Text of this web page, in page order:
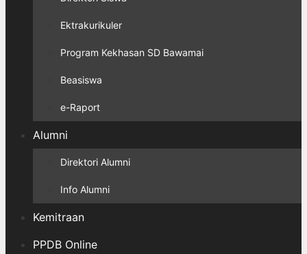
Ektrakurikuler
Program Kekhasan SD Bawamai
Beasiswa
e-Raport
Alumni
Direktori Alumni
Info Alumni
Kemitraan
PPDB Online